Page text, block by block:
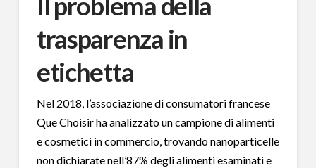
trasparenza in
etichetta
Nel 2018, l’associazione di consumatori francese
Que Choisir ha analizzato un campione di alimenti
e cosmetici in commercio, trovando nanoparticelle
non dichiarate nell’87% degli alimenti esaminati e